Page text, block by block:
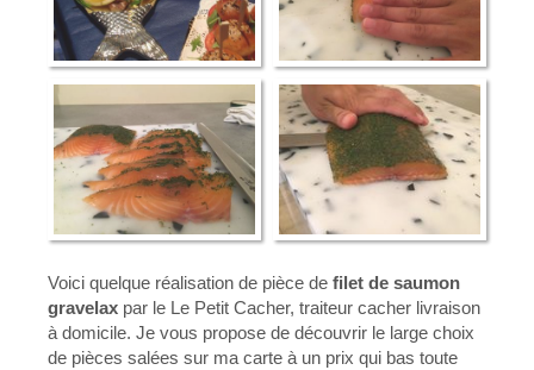
Voici quelque réalisation de pièce de filet de saumon
gravelax par le Le Petit Cacher, traiteur cacher livraison
à domicile. Je vous propose de découvrir le large choix
de pièces salées sur ma carte à un prix qui bas toute